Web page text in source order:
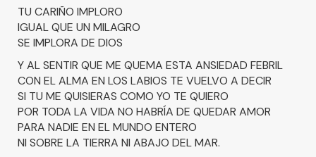
TU CARIÑO IMPLORO
IGUAL QUE UN MILAGRO
SE IMPLORA DE DIOS
Y AL SENTIR QUE ME QUEMA ESTA ANSIEDAD FEBRIL
CON EL ALMA EN LOS LABIOS TE VUELVO A DECIR
SI TU ME QUISIERAS COMO YO TE QUIERO
POR TODA LA VIDA NO HABRÍA DE QUEDAR AMOR
PARA NADIE EN EL MUNDO ENTERO
NI SOBRE LA TIERRA NI ABAJO DEL MAR.